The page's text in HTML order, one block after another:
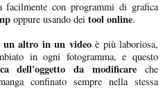
facilmente con programmi di grafica
oppure usando dei tool online.
un altro in un videoè più laboriosa,
in ogni fotogramma, e questo
dell'oggetto da modificare che
confinato sempre nella stessa